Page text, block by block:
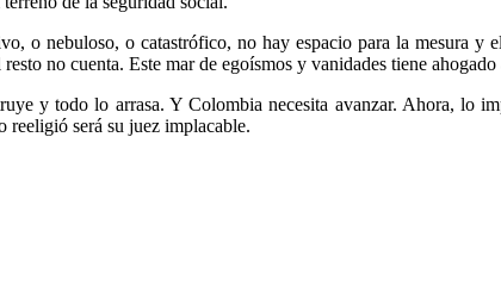
o nebuloso, o catastrófico, no hay espacio para la mesura y
no cuenta. Este mar de egoísmos y vanidades tiene ahogado
y todo lo arrasa. Y Colombia necesita avanzar. Ahora, lo
reeligió será su juez implacable.